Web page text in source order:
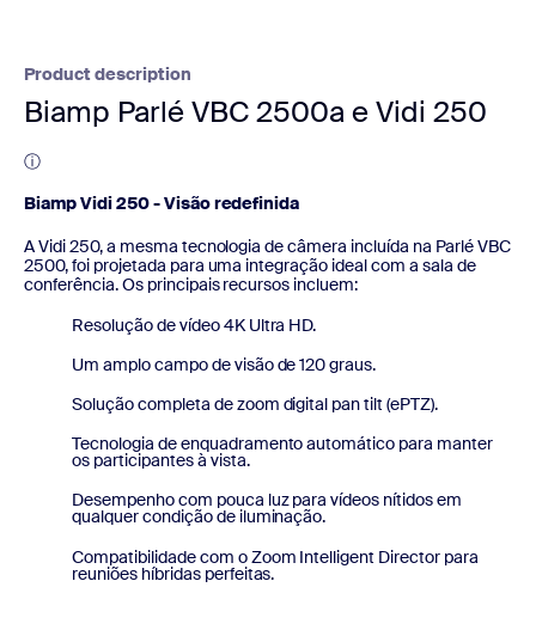
Product description
Biamp Parlé VBC 2500a e Vidi 250
ⓘ
Biamp Vidi 250 - Visão redefinida
A Vidi 250, a mesma tecnologia de câmera incluída na Parlé VBC
2500, foi projetada para uma integração ideal com a sala de
conferência. Os principais recursos incluem:
Resolução de vídeo 4K Ultra HD.
Um amplo campo de visão de 120 graus.
Solução completa de zoom digital pan tilt (ePTZ).
Tecnologia de enquadramento automático para manter
os participantes à vista.
Desempenho com pouca luz para vídeos nítidos em
qualquer condição de iluminação.
Compatibilidade com o Zoom Intelligent Director para
reuniões híbridas perfeitas.